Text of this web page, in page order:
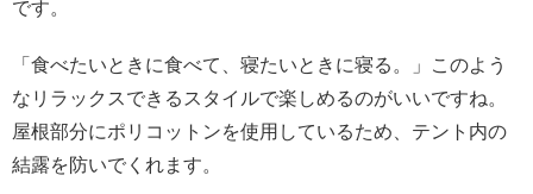
です。
「食べたいときに食べて、寝たいときに寝る。」このよう
なリラックスできるスタイルで楽しめるのがいいですね。
屋根部分にポリコットンを使用しているため、テント内の
結露を防いでくれます。